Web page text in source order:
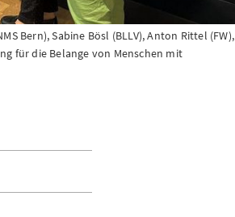
Bern), Sabine Bösl (BLLV), Anton Rittel (FW),
für die Belange von Menschen mit